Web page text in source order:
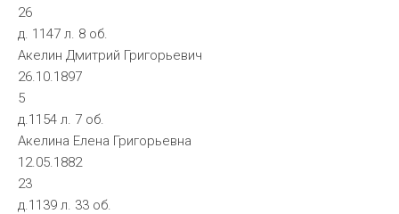
26
д. 1147 л. 8 об.
Акелин Дмитрий Григорьевич
26.10.1897
5
д.1154 л. 7 об.
Акелина Елена Григорьевна
12.05.1882
23
д.1139 л. 33 об.